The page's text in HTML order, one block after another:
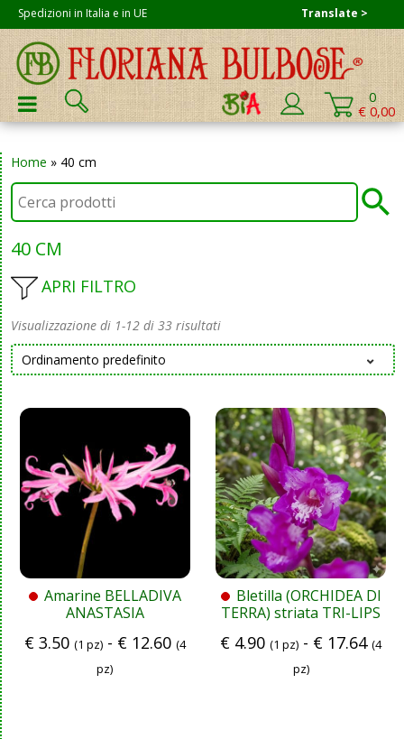
Skip
to
content
Spedizioni in Italia e in UE
Cerca:
0
€ 0,00
PRIMARY MENU
Home » 40 cm
40 CM
APRI FILTRO
Visualizzazione di 1-12 di 33 risultati
Amarine BELLADIVA
ANASTASIA
€3.50 (1 pz)- €12.60 (4
pz)
Bletilla (ORCHIDEA DI
TERRA) striata TRI-LIPS
€ 4.90 (1 pz) - € 17.64 (4
pz)
Translate >